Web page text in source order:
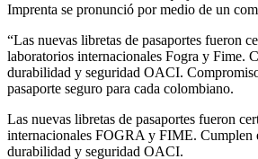
Imprenta se pronunció por medio de un
“Las nuevas libretas de pasaportes fueron
laboratorios internacionales Fogra y Fime.
durabilidad y seguridad OACI.
pasaporte seguro para cada colombiano.
Las nuevas libretas de pasaportes fueron
internacionales FOGRA y FIME. Cumplen
durabilidad y seguridad OACI.